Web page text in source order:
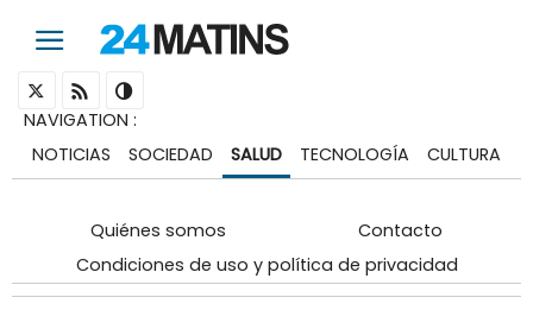
NAVIGATION :
NOTICIAS
SOCIEDAD SALUD TECNOLOGÍA CULTURA
Quiénes somos
Contacto
Condiciones de uso y política de privacidad